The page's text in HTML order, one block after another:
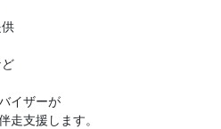
イザーが
走支援します。